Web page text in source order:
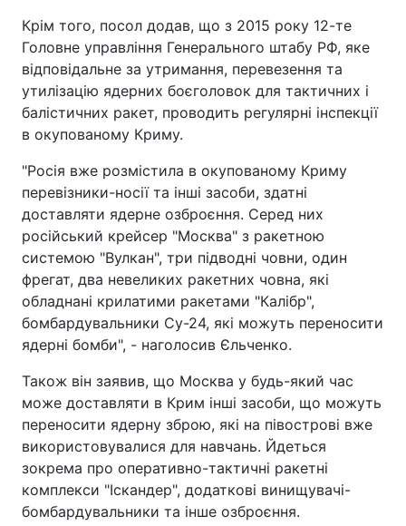
Крім того, посол додав, що з 2015 року 12-те
Головне управління Генерального штабу РФ, яке
відповідальне за утримання, перевезення та
утилізацію ядерних боєголовок для тактичних і
балістичних ракет, проводить регулярні інспекції
в окупованому Криму.
"Росія вже розмістила в окупованому Криму
перевізники-носії та інші засоби, здатні
доставляти ядерне озброєння. Серед них
російський крейсер "Москва" з ракетною
системою "Вулкан", три підводні човни, один
фрегат, два невеликих ракетних човна, які
обладнані крилатими ракетами "Калібр",
бомбардувальники Су-24, які можуть переносити
ядерні бомби", - наголосив Єльченко.
Також він заявив, що Москва у будь-який час
може доставляти в Крим інші засоби, що можуть
переносити ядерну зброю, які на півострові вже
використовувалися для навчань. Йдеться
зокрема про оперативно-тактичні ракетні
комплекси "Іскандер", додаткові винищувачі-
бомбардувальники та інше озброєння.